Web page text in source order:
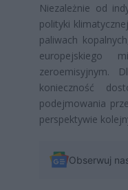
Niezależnie od
polityki
paliwach
europejskiego
zeroemisyjnym.
konieczność
podejmowania
perspektywie
Obserwuj